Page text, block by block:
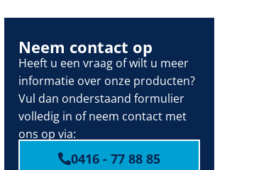
Neem contact op
Heeft u een vraag of wilt u meer
informatie over onze producten?
Vul dan onderstaand formulier
volledig in of neem contact met
ons op via:
0416 - 77 88 85